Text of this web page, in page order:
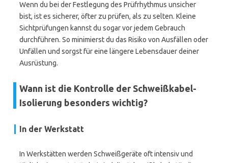
Wenn du bei der Festlegung des Prüfrhythmus unsicher
bist, ist es sicherer, öfter zu prüfen, als zu selten. Kleine
Sichtprüfungen kannst du sogar vor jedem Gebrauch
durchführen. So minimierst du das Risiko von Ausfällen oder
Unfällen und sorgst für eine längere Lebensdauer deiner
Ausrüstung.
Wann ist die Kontrolle der Schweißkabel-
Isolierung besonders wichtig?
In der Werkstatt
In Werkstätten werden Schweißgeräte oft intensiv und